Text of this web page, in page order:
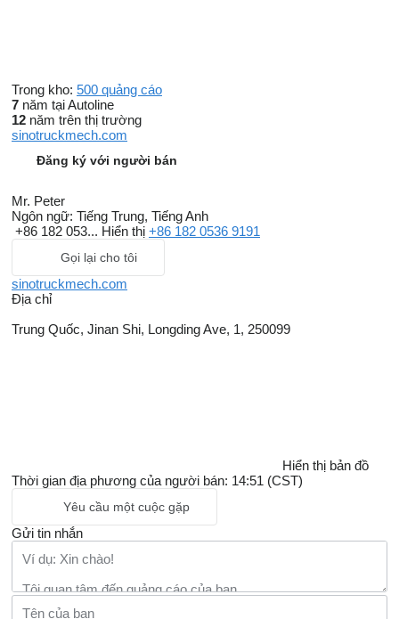
Trong kho: 500 quảng cáo
7 năm tại Autoline
12 năm trên thị trường
sinotruckmech.com
Đăng ký với người bán
Mr. Peter
Ngôn ngữ: Tiếng Trung, Tiếng Anh
+86 182 053... Hiển thị +86 182 0536 9191
Gọi lại cho tôi
sinotruckmech.com
Địa chỉ
Trung Quốc, Jinan Shi, Longding Ave, 1, 250099
Hiển thị bản đồ
Thời gian địa phương của người bán: 14:51 (CST)
Yêu cầu một cuộc gặp
Gửi tin nhắn